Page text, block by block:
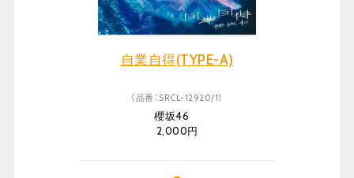
自業自得(TYPE-A)
（品番：SRCL-12920/1）
櫻坂46
2,000円